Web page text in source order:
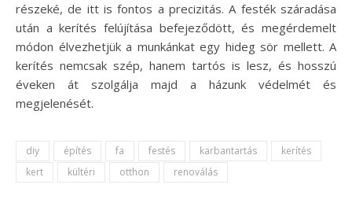
részeké, de itt is fontos a precizitás. A festék száradása
után a kerítés felújítása befejeződött, és megérdemelt
módon élvezhetjük a munkánkat egy hideg sör mellett. A
kerítés nemcsak szép, hanem tartós is lesz, és hosszú
éveken át szolgálja majd a házunk védelmét és
megjelenését.
diy építés fa festés karbantartás
kerítés
kert
kültéri otthon renoválás